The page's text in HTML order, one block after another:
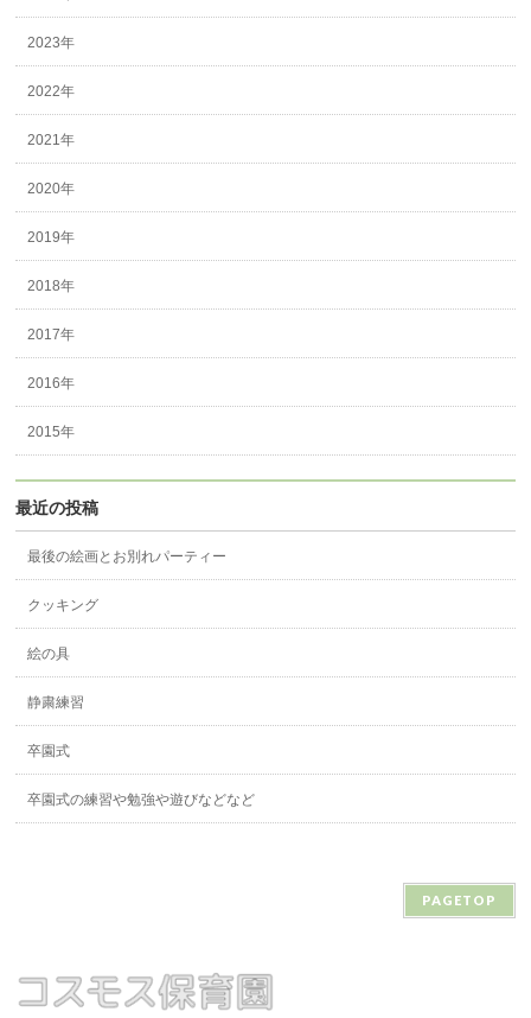
2023年
2022年
2021年
2020年
2019年
2018年
2017年
2016年
2015年
最近の投稿
最後の絵画とお別れパーティー
クッキング
絵の具
静粛練習
卒園式
卒園式の練習や勉強や遊びなどなど
PAGETOP